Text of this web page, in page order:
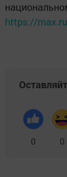
https://
0 0